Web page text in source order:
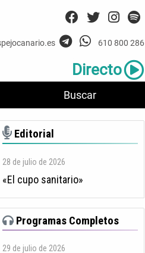
Buscar
610 800 286
Directo
Editorial
28 de julio de 2026
«El cupo sanitario»
Programas Completos
29 de julio de 2026